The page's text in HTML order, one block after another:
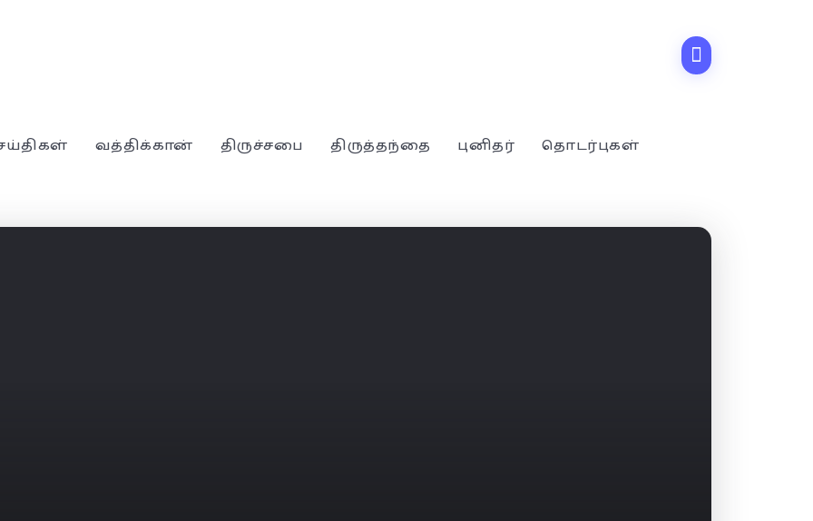
வத்திக்கான் திருச்சபை திருத்தந்தை புனிதர் தொடர்புகள்